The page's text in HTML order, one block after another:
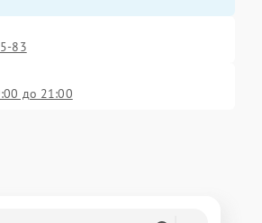
83
до 21:00